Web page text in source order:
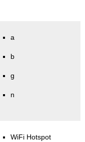
a
b
g
n
WiFi Hotspot